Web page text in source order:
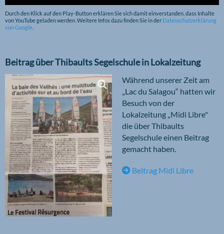
Durch den Klick auf den Play-Button erklären Sie sich damit einverstanden, dass Inhalte
von YouTube geladen werden. Weitere Infos dazu finden Sie in der Datenschutzerklärung
von Google
Beitrag über Thibaults Segelschule in Lokalzeitung
Während unserer Zeit am
„Lac du Salagou“ hatten wir
Besuch von der
Lokalzeitung „Midi Libre"
die über Thibaults
Segelschule einen Beitrag
gemacht haben.
Beitrag Midi Libre